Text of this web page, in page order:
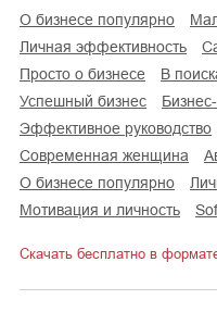
о бизнесе популярно
личная эффективность
просто о бизнесе
в
успешный бизнес
эффективное руководство
современная женщина
о бизнесе популярно
мотивация и личность
Скачать бесплатно в